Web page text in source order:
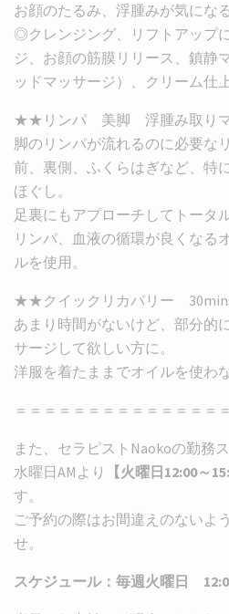
お顔のたるみ、浮腫みが気になる
◎クレンジング、リフトアップ
ジ、お顔の筋膜リリース、鎮静
ッドマッサージ）、クリーム仕上
★★リンパ 美脚 浮腫み取りマ
脚のリンパが流れるのに必要な
前、裏側、ふくらはぎなど、特
ほぐし。
足裏にもアプローチしてトータ
リンパ、血液の循環が良くなる
ルを使用。
★★クイックリカバリー
あまり時間がないけど、部分的
サージして欲しい方に。
洋服を着たままでオイルを使わ
＝＝＝＝＝＝＝＝＝＝＝＝＝＝
また、セラピストNaokoの勤務
水曜日AMより
【火曜日12:00～
す。
ご予約の際はお間違えのないよ
せ。
スケジュール：毎週火曜日